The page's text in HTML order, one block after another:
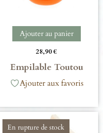
Ajouter au panier
28,90€
Empilable Toutou
Ajouter aux favoris
En rupture de stock